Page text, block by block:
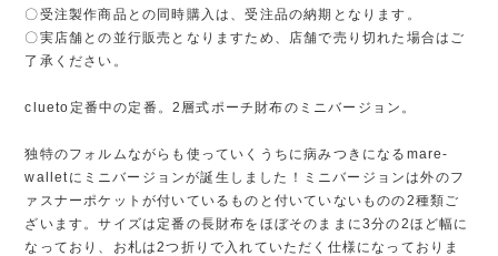
〇受注製作商品との同時購入は、受注品の納期となります。
〇実店舗との並行販売となりますため、店舗で売り切れた場合はご
了承ください。
clueto定番中の定番。2層式ポーチ財布のミニバージョン。
独特のフォルムながらも使っていくうちに病みつきになるmare-
walletにミニバージョンが誕生しました！ミニバージョンは外のフ
ァスナーポケットが付いているものと付いていないものの2種類ご
ざいます。サイズは定番の長財布をほぼそのままに3分の2ほど幅に
なっており、お札は2つ折りで入れていただく仕様になっておりま